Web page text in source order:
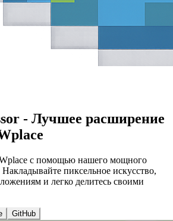
- Лучшее расширение
с помощью нашего мощного
пиксельное искусство,
и легко делитесь своими
GitHub